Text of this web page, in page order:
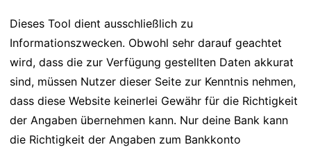
Dieses Tool dient ausschließlich zu
Informationszwecken. Obwohl sehr darauf geachtet
wird, dass die zur Verfügung gestellten Daten akkurat
sind, müssen Nutzer dieser Seite zur Kenntnis nehmen,
dass diese Website keinerlei Gewähr für die Richtigkeit
der Angaben übernehmen kann. Nur deine Bank kann
die Richtigkeit der Angaben zum Bankkonto